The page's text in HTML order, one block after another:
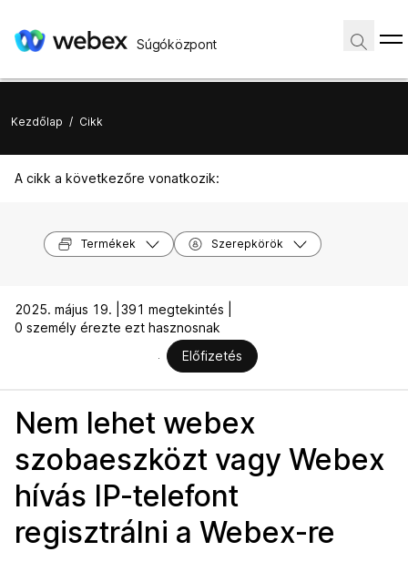
Súgóközpont
Kezdőlap / Cikk
A cikk a következőre vonatkozik:
Termékek Szerepkörök
2025. május 19. | 391 megtekintés |
0 személy érezte ezt hasznosnak
Előfizetés
Nem lehet webex
szobaeszközt vagy Webex
hívás IP-telefont
regisztrálni a Webex-re